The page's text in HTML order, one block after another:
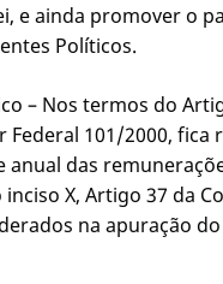
e ainda promover o
Políticos.
– Nos termos do
101/2000, fica
anual das
X, Artigo 37 da
na apuração